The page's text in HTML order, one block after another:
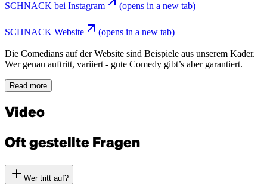
SCHNACK bei Instagram (opens in a new tab)
SCHNACK Website (opens in a new tab)
Die Comedians auf der Website sind Beispiele aus unserem Kader.
Wer genau auftritt, variiert - gute Comedy gibt’s aber garantiert.
Read more
Video
Oft gestellte Fragen
Wer tritt auf?